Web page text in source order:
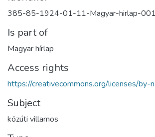
385-85-1924-01-11-Magyar-hirlap-
Is part of
Magyar hírlap
Access rights
https://creativecommons.org/licenses/by-
Subject
közúti villamos